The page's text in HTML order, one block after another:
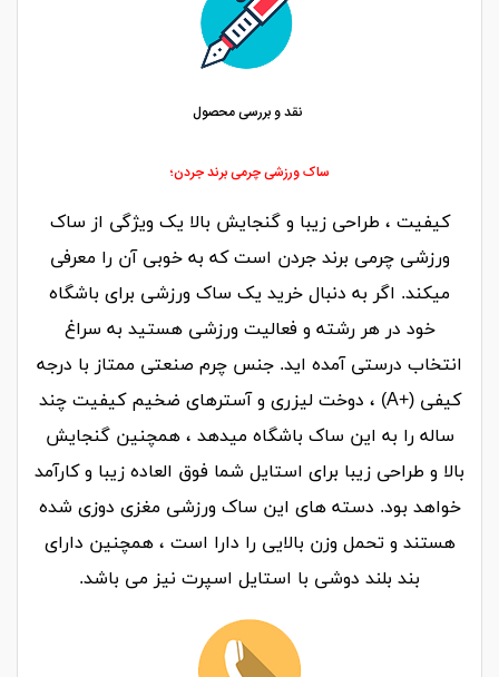
نقد و بررسی محصول
ساک ورزشی چرمی برند جردن؛
کیفیت ، طراحی زیبا و گنجایش بالا یک ویژگی از ساک
ورزشی چرمی برند جردناست که به خوبی آن را معرفی
میکند. اگر به دنبال خرید یک ساک ورزشی برای باشگاه
خود در هر رشته و فعالیت ورزشی هستید به سراغ
انتخاب درستی آمده اید. جنس چرم صنعتی ممتاز با درجه
کیفی (+A) ، دوخت لیزری و آسترهای ضخیم کیفیت چند
ساله را به این ساک باشگاه میدهد ، همچنین گنجایش
بالا و طراحی زیبا برای استایل شما فوق العاده زیبا و کارآمد
خواهد بود. دسته های این ساک ورزشی مغزی دوزی شده
هستند و تحمل وزن بالایی را دارا است ، همچنین دارای
بند بلند دوشی با استایل اسپرت نیز می باشد.